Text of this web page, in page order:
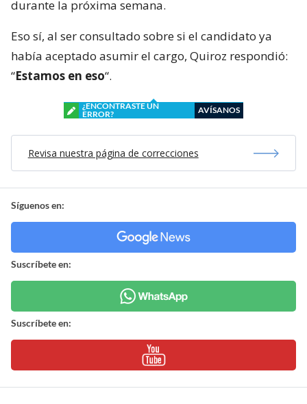
durante la próxima semana.
Eso sí, al ser consultado sobre si el candidato ya
había aceptado asumir el cargo, Quiroz respondió:
“Estamos en eso“.
¿ENCONTRASTE UN
ERROR?
AVÍSANOS
Revisa nuestra página de correcciones
Síguenos en:
Suscríbete en:
Suscríbete en: